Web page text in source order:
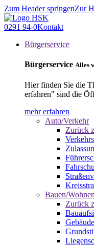
Zum Header springenZur
0291 94-0Kontakt
Bürgerservice
Bürgerservice Alles
Hier finden Sie die
erfahren" sind die
mehr erfahren
Auto/Verkehr
Zurück
Bauen/
Zurück